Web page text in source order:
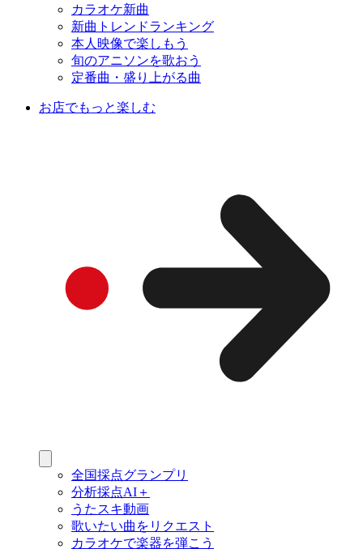
カラオケ新曲
新曲トレンドランキング
本人映像で楽しもう
旬のアニソンを歌おう
定番曲・盛り上がる曲
お店でもっと楽しむ
全国採点グランプリ
分析採点AI＋
うたスキ動画
歌いたい曲をリクエスト
カラオケで楽器を弾こう